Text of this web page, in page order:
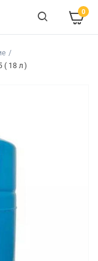
0
( 18 л )